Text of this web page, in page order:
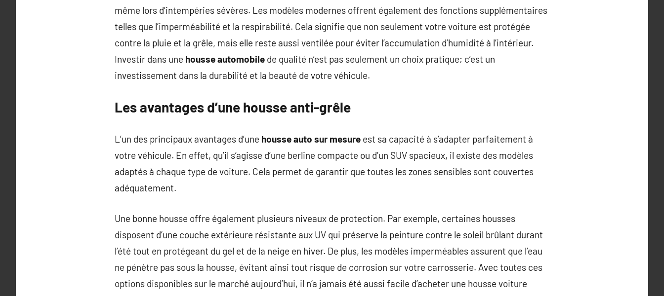
même lors d’intempéries sévères. Les modèles modernes offrent également des fonctions supplémentaires
telles que l’imperméabilité et la respirabilité. Cela signifie que non seulement votre voiture est protégée
contre la pluie et la grêle, mais elle reste aussi ventilée pour éviter l’accumulation d’humidité à l’intérieur.
Investir dans une housse automobile de qualité n’est pas seulement un choix pratique; c’est un
investissement dans la durabilité et la beauté de votre véhicule.
Les avantages d’une housse anti-grêle
L’un des principaux avantages d’une housse auto sur mesure est sa capacité à s’adapter parfaitement à
votre véhicule. En effet, qu’il s’agisse d’une berline compacte ou d’un SUV spacieux, il existe des modèles
adaptés à chaque type de voiture. Cela permet de garantir que toutes les zones sensibles sont couvertes
adéquatement.
Une bonne housse offre également plusieurs niveaux de protection. Par exemple, certaines housses
disposent d’une couche extérieure résistante aux UV qui préserve la peinture contre le soleil brûlant durant
l’été tout en protégeant du gel et de la neige en hiver. De plus, les modèles imperméables assurent que l’eau
ne pénètre pas sous la housse, évitant ainsi tout risque de corrosion sur votre carrosserie. Avec toutes ces
options disponibles sur le marché aujourd’hui, il n’a jamais été aussi facile d’acheter une housse voiture